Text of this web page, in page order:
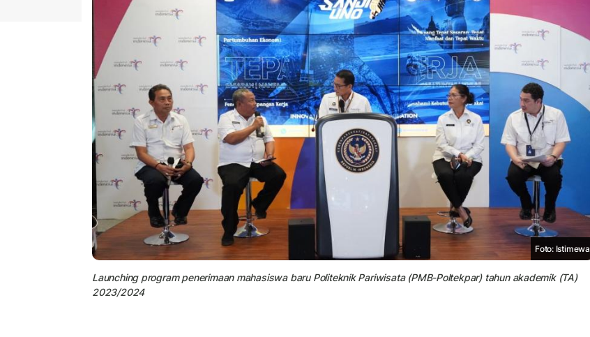
Foto: Istimewa
Launching program penerimaan mahasiswa baru Politeknik Pariwisata (PMB-Poltekpar) tahun akademik (TA)
2023/2024